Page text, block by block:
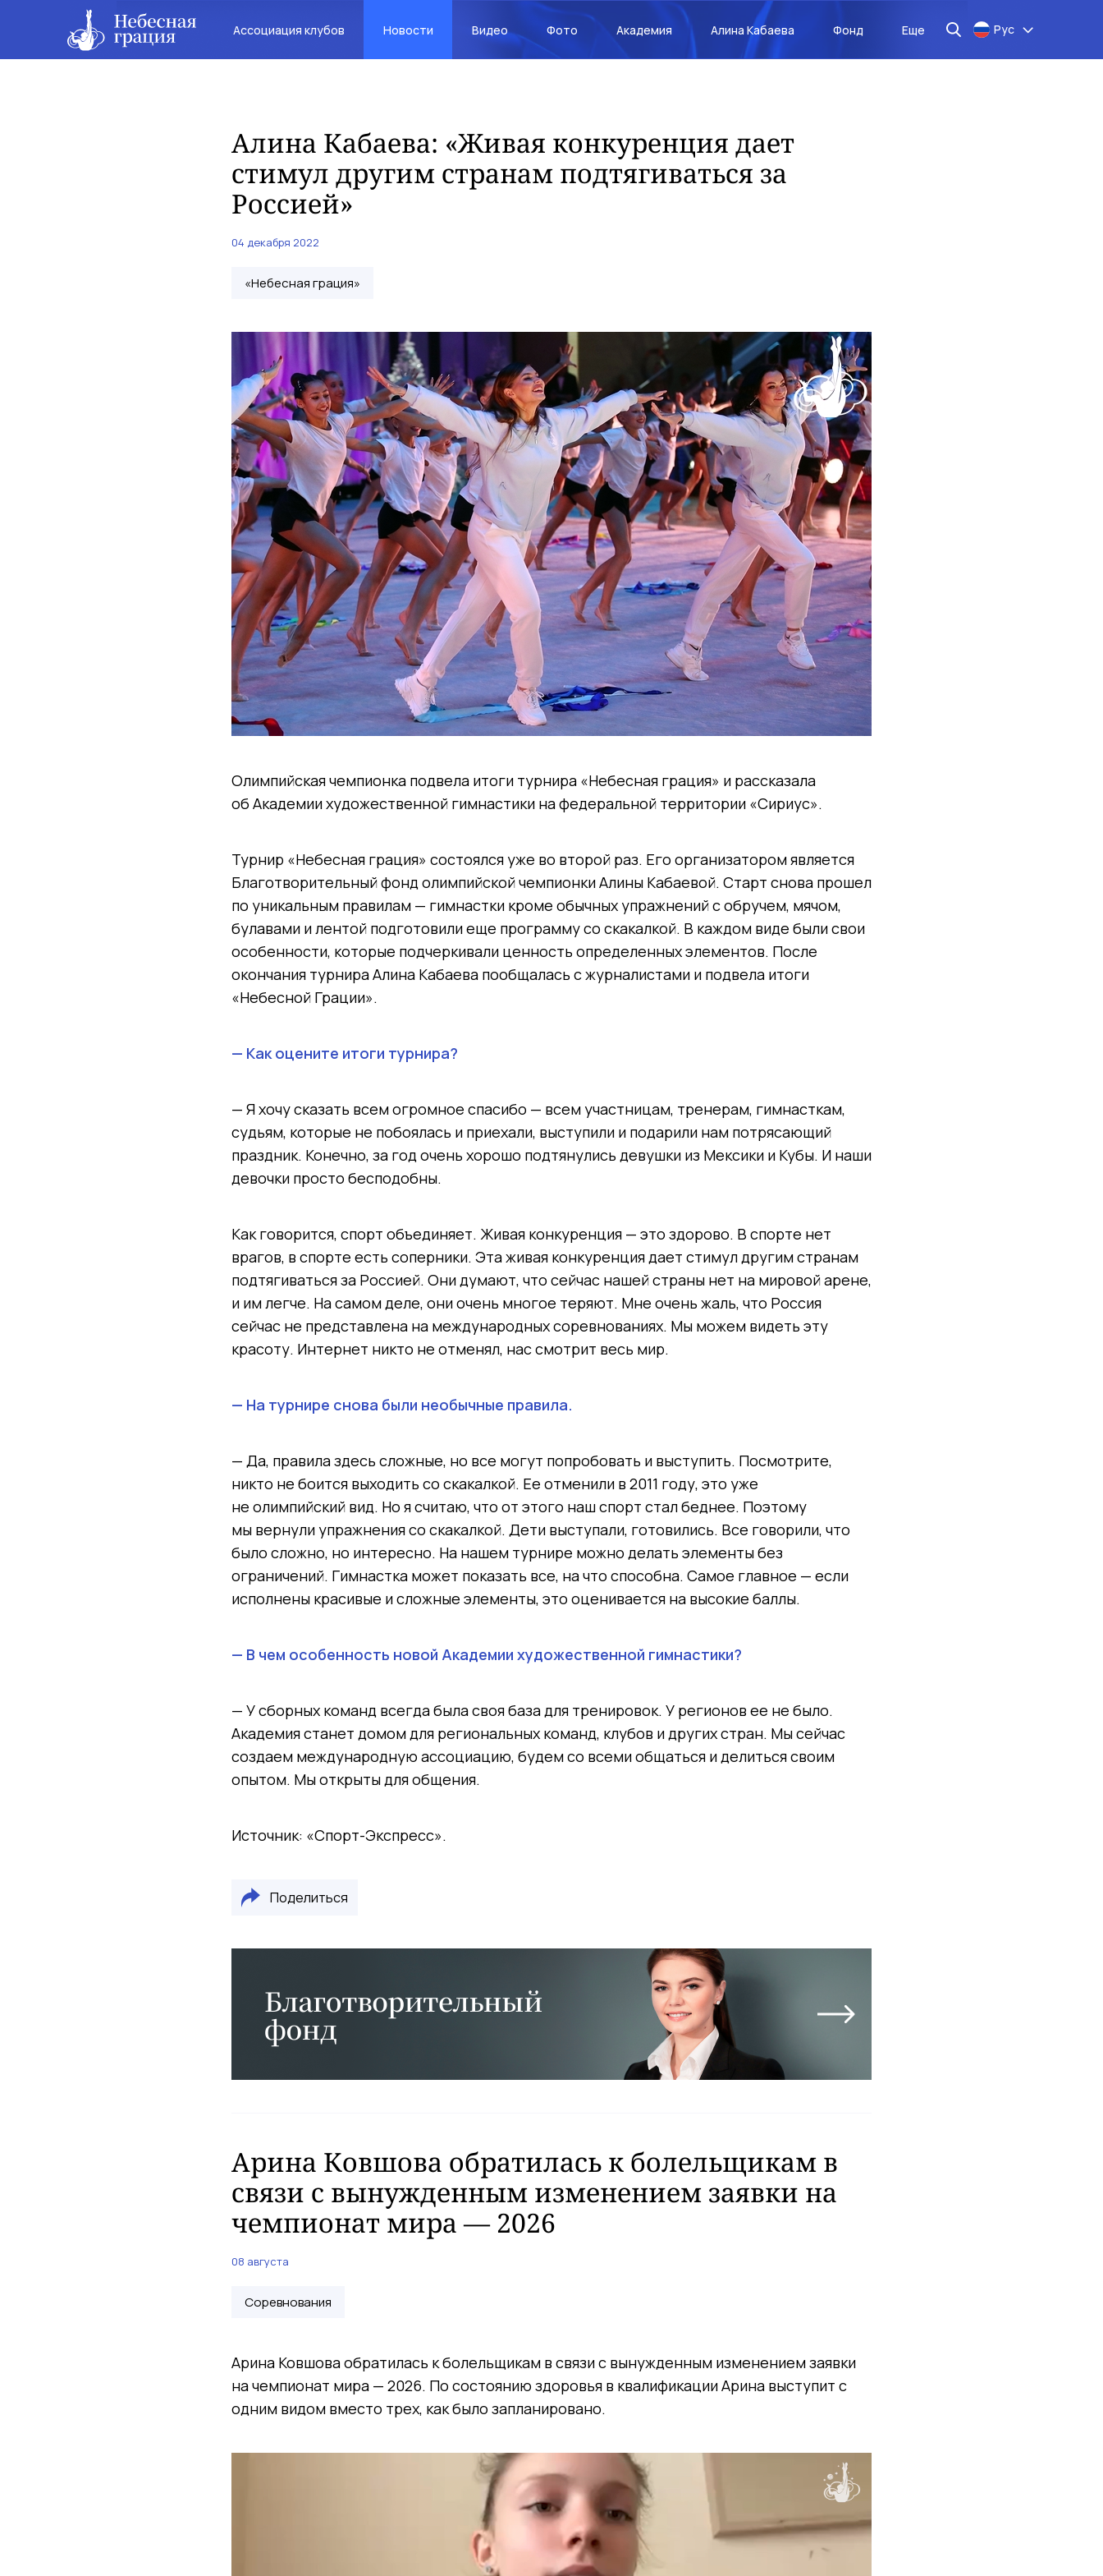
Ассоциация клубов Новости Видео Фото Академия Алина Кабаева Фонд Еще Рус
Алина Кабаева: «Живая конкуренция дает
стимул другим странам подтягиваться за
Россией»
04 декабря 2022
«Небесная грация»
Олимпийская чемпионка подвела итоги турнира «Небесная грация» и рассказала
об Академии художественной гимнастики на федеральной территории «Сириус».
Турнир «Небесная грация» состоялся уже во второй раз. Его организатором является
Благотворительный фонд олимпийской чемпионки Алины Кабаевой. Старт снова прошел
по уникальным правилам — гимнастки кроме обычных упражнений с обручем, мячом,
булавами и лентой подготовили еще программу со скакалкой. В каждом виде были свои
особенности, которые подчеркивали ценность определенных элементов. После
окончания турнира Алина Кабаева пообщалась с журналистами и подвела итоги
«Небесной Грации».
— Как оцените итоги турнира?
— Я хочу сказать всем огромное спасибо — всем участницам, тренерам, гимнасткам,
судьям, которые не побоялась и приехали, выступили и подарили нам потрясающий
праздник. Конечно, за год очень хорошо подтянулись девушки из Мексики и Кубы. И наши
девочки просто бесподобны.
Как говорится, спорт объединяет. Живая конкуренция — это здорово. В спорте нет
врагов, в спорте есть соперники. Эта живая конкуренция дает стимул другим странам
подтягиваться за Россией. Они думают, что сейчас нашей страны нет на мировой арене,
и им легче. На самом деле, они очень многое теряют. Мне очень жаль, что Россия
сейчас не представлена на международных соревнованиях. Мы можем видеть эту
красоту. Интернет никто не отменял, нас смотрит весь мир.
— На турнире снова были необычные правила.
— Да, правила здесь сложные, но все могут попробовать и выступить. Посмотрите,
никто не боится выходить со скакалкой. Ее отменили в 2011 году, это уже
не олимпийский вид. Но я считаю, что от этого наш спорт стал беднее. Поэтому
мы вернули упражнения со скакалкой. Дети выступали, готовились. Все говорили, что
было сложно, но интересно. На нашем турнире можно делать элементы без
ограничений. Гимнастка может показать все, на что способна. Самое главное — если
исполнены красивые и сложные элементы, это оценивается на высокие баллы.
— В чем особенность новой Академии художественной гимнастики?
— У сборных команд всегда была своя база для тренировок. У регионов ее не было.
Академия станет домом для региональных команд, клубов и других стран. Мы сейчас
создаем международную ассоциацию, будем со всеми общаться и делиться своим
опытом. Мы открыты для общения.
Источник: «Спорт-Экспресс».
Поделиться
Арина Ковшова обратилась к болельщикам в
связи с вынужденным изменением заявки на
чемпионат мира — 2026
08 августа
Соревнования
Арина Ковшова обратилась к болельщикам в связи с вынужденным изменением заявки
на чемпионат мира — 2026. По состоянию здоровья в квалификации Арина выступит с
одним видом вместо трех, как было запланировано.